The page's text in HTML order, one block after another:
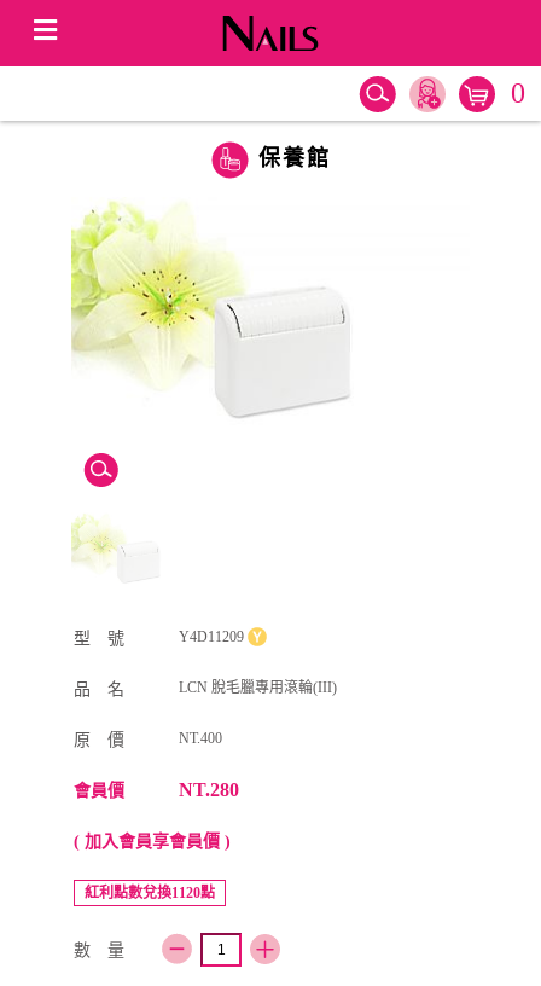
0
保養館
型 號 Y4D11209
品 名 LCN 脫毛臘專用滾輪(III)
原 價 NT.400
會員價 NT.280
( 加入會員享會員價 )
紅利點數兌換1120點
數 量